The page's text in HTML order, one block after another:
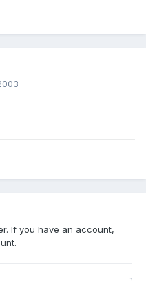
If you have an account,